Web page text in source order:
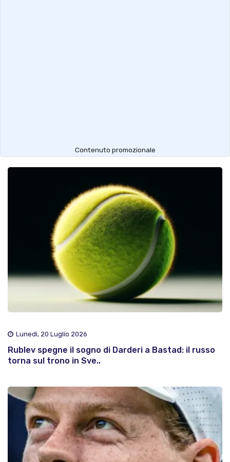
Contenuto promozionale
Lunedì, 20 Luglio 2026
Rublev spegne il sogno di Darderi a Bastad: il russo
torna sul trono in Sve..